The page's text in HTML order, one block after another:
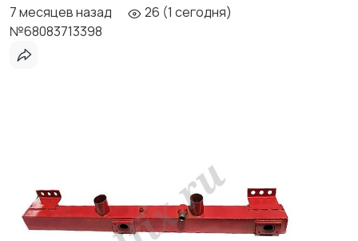
7 месяцев назад
26 (1 сегодня)
№68083713398